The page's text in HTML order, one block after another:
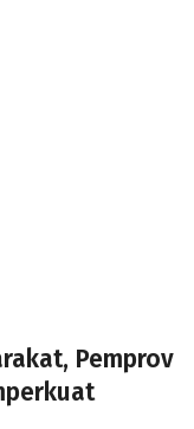
Pemprov